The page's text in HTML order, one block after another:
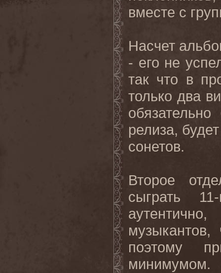
вместе с
Насчет
- его не
так что в
только два
релиза,
сонетов.
Второе
сыграть
поэтому